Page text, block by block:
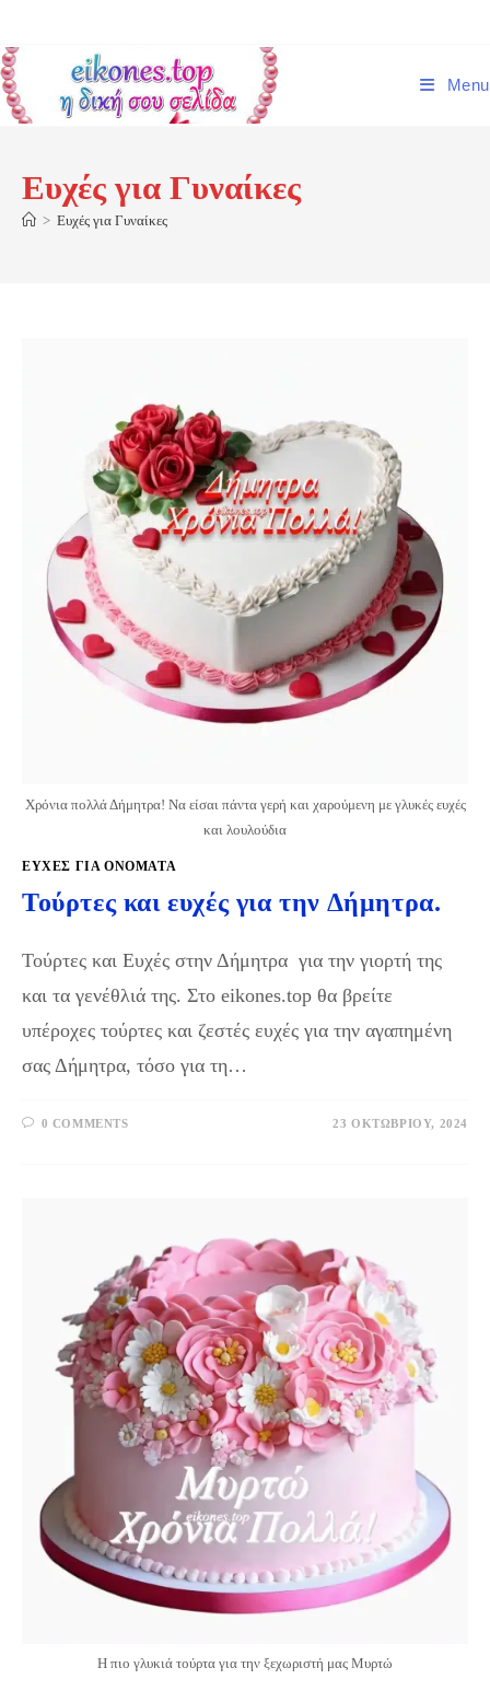
content
Menu
Ευχές για Γυναίκες
> Ευχές για Γυναίκες
Χρόνια πολλά Δήμητρα! Να είσαι πάντα γερή και χαρούμενη με γλυκές ευχές
και λουλούδια
ΕΥΧΈΣ ΓΙΑ ΟΝΌΜΑΤΑ
Τούρτες και ευχές για την Δήμητρα.
Τούρτες και Ευχές στην Δήμητρα για την γιορτή της
και τα γενέθλιά της. Στο eikones.top θα βρείτε
υπέροχες τούρτες και ζεστές ευχές για την αγαπημένη
σας Δήμητρα, τόσο για τη…
0 COMMENTS 23 ΟΚΤΩΒΡΊΟΥ, 2024
Η πιο γλυκιά τούρτα για την ξεχωριστή μας Μυρτώ